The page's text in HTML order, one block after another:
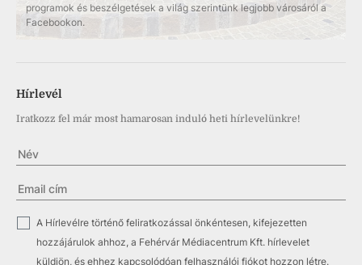
programok és beszélgetések a világ szerintünk legjobb városáról a
Facebookon.
Hírlevél
Iratkozz fel már most hamarosan induló heti hírlevelünkre!
✓
A Hírlevélre történő feliratkozással önkéntesen, kifejezetten
hozzájárulok ahhoz, a Fehérvár Médiacentrum Kft. hírlevelet
küldjön, és ehhez kapcsolódóan felhasználói fiókot hozzon létre.